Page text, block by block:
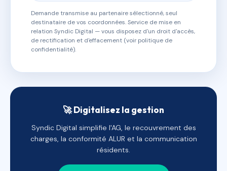
Demande transmise au partenaire sélectionné, seul
destinataire de vos coordonnées. Service de mise en
relation Syndic Digital — vous disposez d'un droit d'accès,
de rectification et d'effacement (voir politique de
confidentialité).
🚀 Digitalisez la gestion
Syndic Digital simplifie l'AG, le recouvrement des
charges, la conformité ALUR et la communication
résidents.